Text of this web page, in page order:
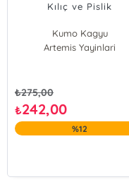
Kılıç ve Pislik
Kumo Kagyu
Artemis Yayinlari
₺275,00
₺242,00
%12